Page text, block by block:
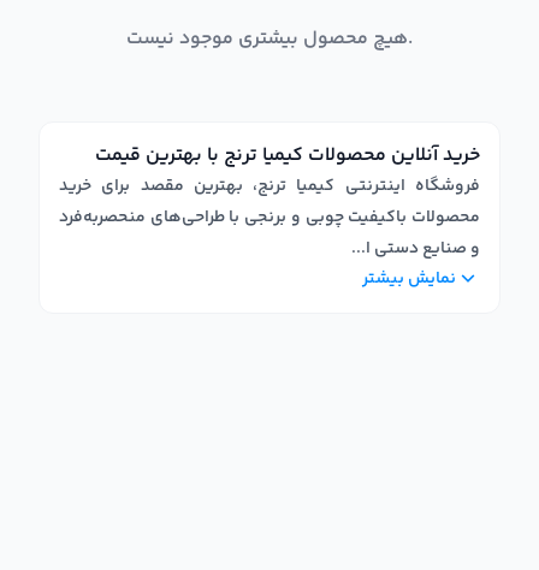
هیچ محصول بیشتری موجود نیست.
خرید آنلاین محصولات کیمیا ترنج با بهترین قیمت
فروشگاه اینترنتی کیمیا ترنج، بهترین مقصد برای خرید
محصولات باکیفیت چوبی و برنجی با طراحی‌های منحصر‌به‌فرد
و صنایع دستی ا...
نمایش بیشتر